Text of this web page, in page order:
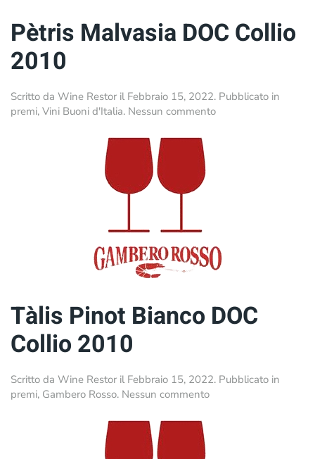
Pètris Malvasia DOC Collio
2010
Scritto da Wine Restor il Febbraio 15, 2022. Pubblicato in
premi, Vini Buoni d'Italia. Nessun commentosu
Tàlis Pinot Bianco DOC
Collio 2010
Scritto da Wine Restor il Febbraio 15, 2022. Pubblicato in
premi, Gambero Rosso. Nessun commentosu